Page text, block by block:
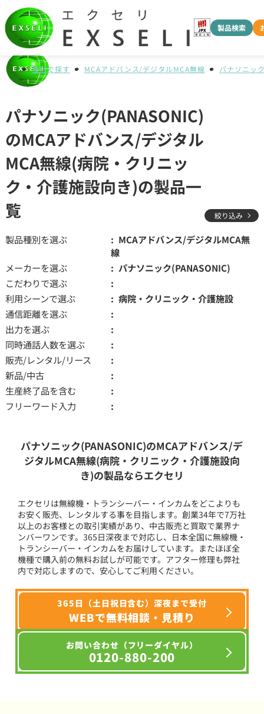
製品検索
種別で探す MCAアドバンス/デジタルMCA無線 パナソニッ
パナソニック(PANASONIC)
のMCAアドバンス/デジタル
MCA無線(病院・クリニッ
ク・介護施設向き)の製品一
覧
絞り込み
製品種別を選ぶ
MCAアドバンス/デジタルMCA無
線
メーカーを選ぶ
パナソニック(PANASONIC)
こだわりで選ぶ
利用シーンで選ぶ
病院・クリニック・介護施設
通信距離を選ぶ
出力を選ぶ
同時通話人数を選ぶ
販売/レンタル/リース
新品/中古
生産終了品を含む
フリーワード入力
パナソニック(PANASONIC)のMCAアドバンス/デ
ジタルMCA無線(病院・クリニック・介護施設向
き)の製品ならエクセリ
エクセリは無線機・トランシーバー・インカムをどこよりも
お安く販売、レンタルする事を目指します。創業34年で7万社
以上のお客様との取引実績があり、中古販売と買取で業界ナ
ンバーワンです。365日深夜まで対応し、日本全国に無線機・
トランシーバー・インカムをお届けしています。またほぼ全
機種で購入前の無料お試しが可能です。アフター修理も弊社
内で対応しますので、安心してご利用ください。
365日（土日祝日含む）深夜まで受付
WEBで無料相談・見積り
お問い合わせ（フリーダイヤル）
0120-880-200